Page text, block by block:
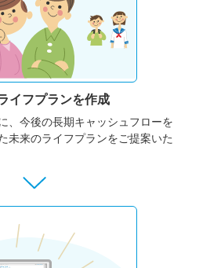
イフプランを作成
、今後の長期キャッシュフローを
未来のライフプランをご提案いた